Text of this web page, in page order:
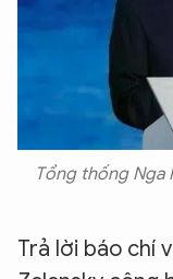
Tổng thống Nga
Trả lời báo chí